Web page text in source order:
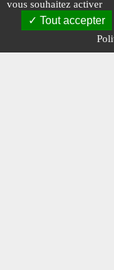
Les
vous souhaitez activer
Tout accepter